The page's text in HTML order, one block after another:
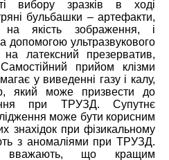
вибору зразків в ході
бульбашки – артефакти,
на якість зображення, і
допомогою ультразвукового
латексний презерватив,
прийом клізми
у виведенні газу і калу,
може призвести до
при ТРУЗД. Супутнє
може бути корисним
знахідок при фізикальному
з аномаліями при ТРУЗД.
вважають, що кращим